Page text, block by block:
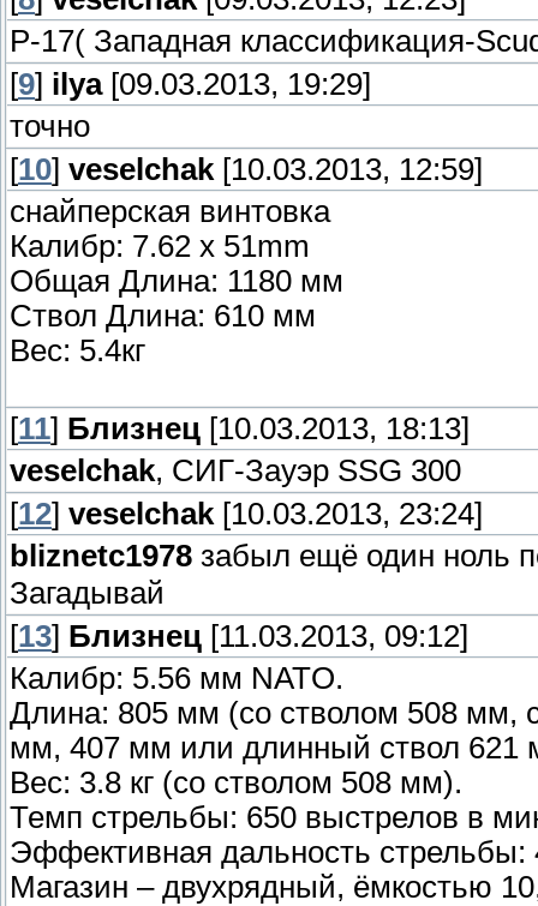
Р-17( Западная классификация-
[9] ilya[09.03.2013, 19:29]
точно
[10] veselchak [10.03.2013, 12:59]
снайперская винтовка
Калибр: 7.62 x 51mm
Общая Длина: 1180 мм
Ствол Длина: 610 мм
Вес: 5.4кг
[11] Близнец [10.03.2013, 18:13]
veselchak, СИГ-Зауэр SSG 300
[12] veselchak [10.03.2013, 23:24]
bliznetc1978 забыл ещё один ноль
Загадывай
[13] Близнец [11.03.2013, 09:12]
Калибр: 5.56 мм NATO.
Длина: 805 мм (со стволом 508 мм,
мм, 407 мм или длинный ствол 621
Вес: 3.8 кг (со стволом 508 мм).
Темп стрельбы: 650 выстрелов в
Эффективная дальность
Магазин – двухрядный, ёмкостью